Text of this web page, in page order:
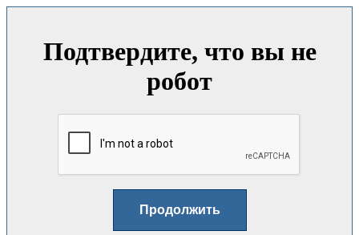
Подтвердите, что вы не
робот
Продолжить